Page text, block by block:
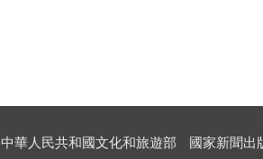
中華人民共和國文化和旅遊部 國家新聞出